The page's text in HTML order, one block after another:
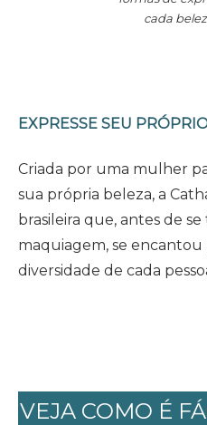
cada
EXPRESSE SEU
Criada por uma mulher
sua própria beleza, a
brasileira que, antes de
maquiagem, se
diversidade de cada
VEJA COMO É